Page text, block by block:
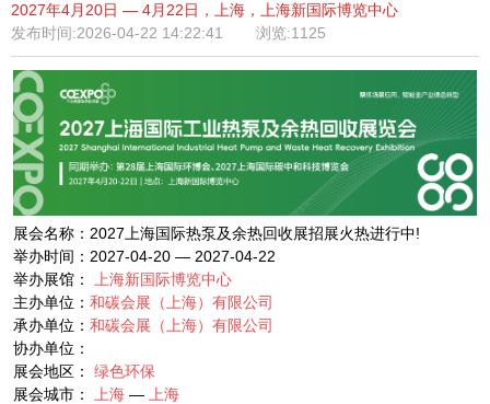
2027年4月20日 — 4月22日，上海，上海新国际博览中心
发布时间:2026-04-22 14:22:41 浏览:1125
展会名称：2027上海国际热泵及余热回收展招展火热进行中!
举办时间：2027-04-20 — 2027-04-22
举办展馆：
上海新国际博览中心
主办单位： 和碳会展（上海）有限公司
承办单位： 和碳会展（上海）有限公司
协办单位：
展会地区： 绿色环保
展会城市：
上海 — 上海